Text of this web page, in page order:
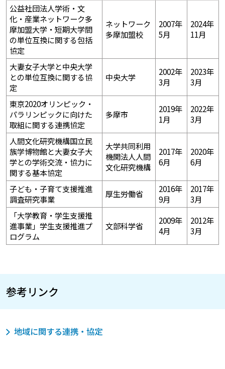
公益社団法人学術・文
化・産業ネットワーク多
摩加盟大学・短期大学間
の単位互換に関する包括
協定
ネットワーク
多摩加盟校
2007年
5月
2024年
11月
大妻女子大学と中央大学
との単位互換に関する協
定
中央大学
2002年
3月
2023年
3月
東京2020オリンピック・
パラリンピックに向けた
取組に関する連携協定
多摩市
2019年
1月
2022年
3月
人間文化研究機構国立民
族学博物館と大妻女子大
学との学術交流・協力に
関する基本協定
大学共同利用
機関法人人間
文化研究機構
2017年
6月
2020年
6月
子ども・子育て支援推進
調査研究事業
厚生労働省
2016年
9月
2017年
3月
「大学教育・学生支援推
進事業」学生支援推進プ
ログラム
文部科学省
2009年
4月
2012年
3月
参考リンク
地域に関する連携・協定